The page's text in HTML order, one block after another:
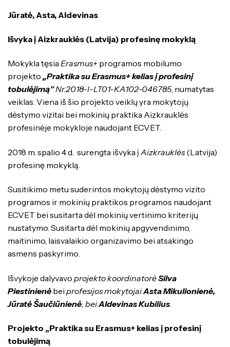
Jūratė, Asta, Aldevinas
Išvyka į Aizkrauklės (Latvija) profesinę mokyklą
Mokykla tęsiaErasmus+ programos mobilumo
projekto „Praktika su Erasmus+ kelias į profesinį
tobulėjimą”Nr.2018-l-LT01-KA102-046785, numatytas
veiklas. Viena iš šio projekto veiklų yra mokytojų
dėstymo vizitai bei mokinių praktika Aizkrauklės
profesinėje mokykloje naudojant ECVET.
2018 m. spalio 4 d. surengta išvyka į Aizkrauklės (Latvija)
profesinę mokyklą.
Susitikimo metu suderintos mokytojų dėstymo vizito
programos ir mokinių praktikos programos naudojant
ECVET bei susitarta dėl mokinių vertinimo kriterijų
nustatymo. Susitarta dėl mokinių apgyvendinimo,
maitinimo, laisvalaikio organizavimo bei atsakingo
asmens paskyrimo.
Išvykoje dalyvavo projekto koordinatorėSilva
Piestinienė bei profesijos mokytojaiAsta Mikulionienė,
Jūratė Šaučiūnienė , beiAldevinas Kubilius
Projekto „Praktika su Erasmus+ kelias į profesinį
tobulėjimą